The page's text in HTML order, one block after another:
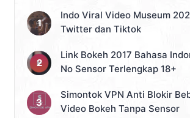
Indo Viral Video Museum
Twitter dan Tiktok
Link Bokeh 2017 Bahasa
No Sensor Terlengkap 18+
Simontok VPN Anti Blokir
Video Bokeh Tanpa Sensor